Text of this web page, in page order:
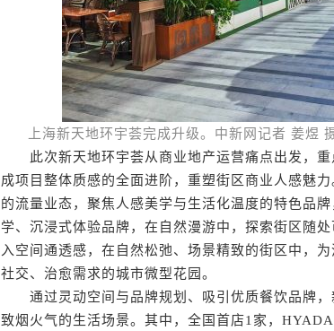
上海新天地环宇荟完成升级。中新网记者 姜煜
此次新天地环宇荟从商业地产运营痛点出发，重
成项目整体质感的全面进阶，重塑街区商业人感魅
的流量业态，聚焦人感美学与生活化温度的特色品
学、沉浸式体验品牌，在自然漫游中，探索街区随
入空间通透感，在自然松弛、场景精致的街区中，
社交、治愈需求的城市微型花园。
通过灵动空间与品牌规划、吸引优质餐饮品牌，
致烟火气的生活场景。其中，全国首店1家，